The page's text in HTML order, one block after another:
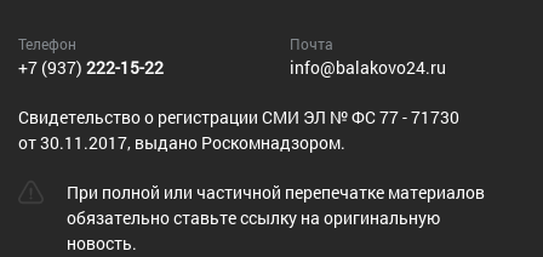
Телефон
+7 (937) 222-15-22
Почта
info@balakovo24.ru
Cвидетельство о регистрации СМИ ЭЛ № ФС 77 - 71730
от 30.11.2017, выдано Роскомнадзором.
При полной или частичной перепечатке материалов
обязательно ставьте ссылку на оригинальную
новость.